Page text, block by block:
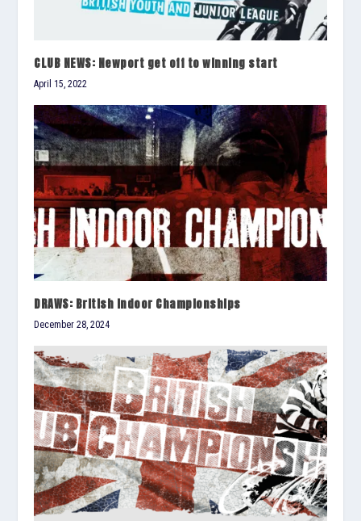
CLUB NEWS: Newport get off to winning start
April 15, 2022
DRAWS: British Indoor Championships
December 28, 2024